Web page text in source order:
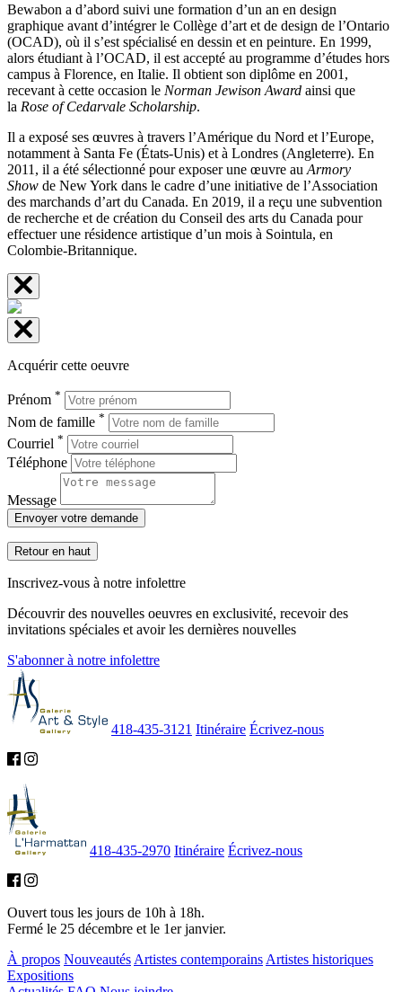
Bewabon a d’abord suivi une formation d’un an en design
graphique avant d’intégrer le Collège d’art et de design de l’Ontario
(OCAD), où il s’est spécialisé en dessin et en peinture. En 1999,
alors étudiant à l’OCAD, il est accepté au programme d’études hors
campus à Florence, en Italie. Il obtient son diplôme en 2001,
recevant à cette occasion le Norman Jewison Award ainsi que
la Rose of Cedarvale Scholarship.
Il a exposé ses œuvres à travers l’Amérique du Nord et l’Europe,
notamment à Santa Fe (États-Unis) et à Londres (Angleterre). En
2011, il a été sélectionné pour exposer une œuvre au Armory
Show de New York dans le cadre d’une initiative de l’Association
des marchands d’art du Canada. En 2019, il a reçu une subvention
de recherche et de création du Conseil des arts du Canada pour
effectuer une résidence artistique d’un mois à Sointula, en
Colombie-Britannique.
Acquérir cette oeuvre
Prénom *
Nom de famille *
Courriel *
Téléphone
Message
Envoyer votre demande
Retour en haut
Inscrivez-vous à notre infolettre
Découvrir des nouvelles oeuvres en exclusivité, recevoir des
invitations spéciales et avoir les dernières nouvelles
S'abonner à notre infolettre
418-435-3121 Itinéraire Écrivez-nous
418-435-2970 Itinéraire Écrivez-nous
Ouvert tous les jours de 10h à 18h.
Fermé le 25 décembre et le 1er janvier.
À propos Nouveautés Artistes contemporains Artistes historiques
Expositions